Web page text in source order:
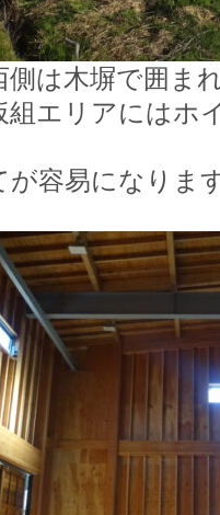
側は木塀で囲ま
組エリアにはホ
容易になります